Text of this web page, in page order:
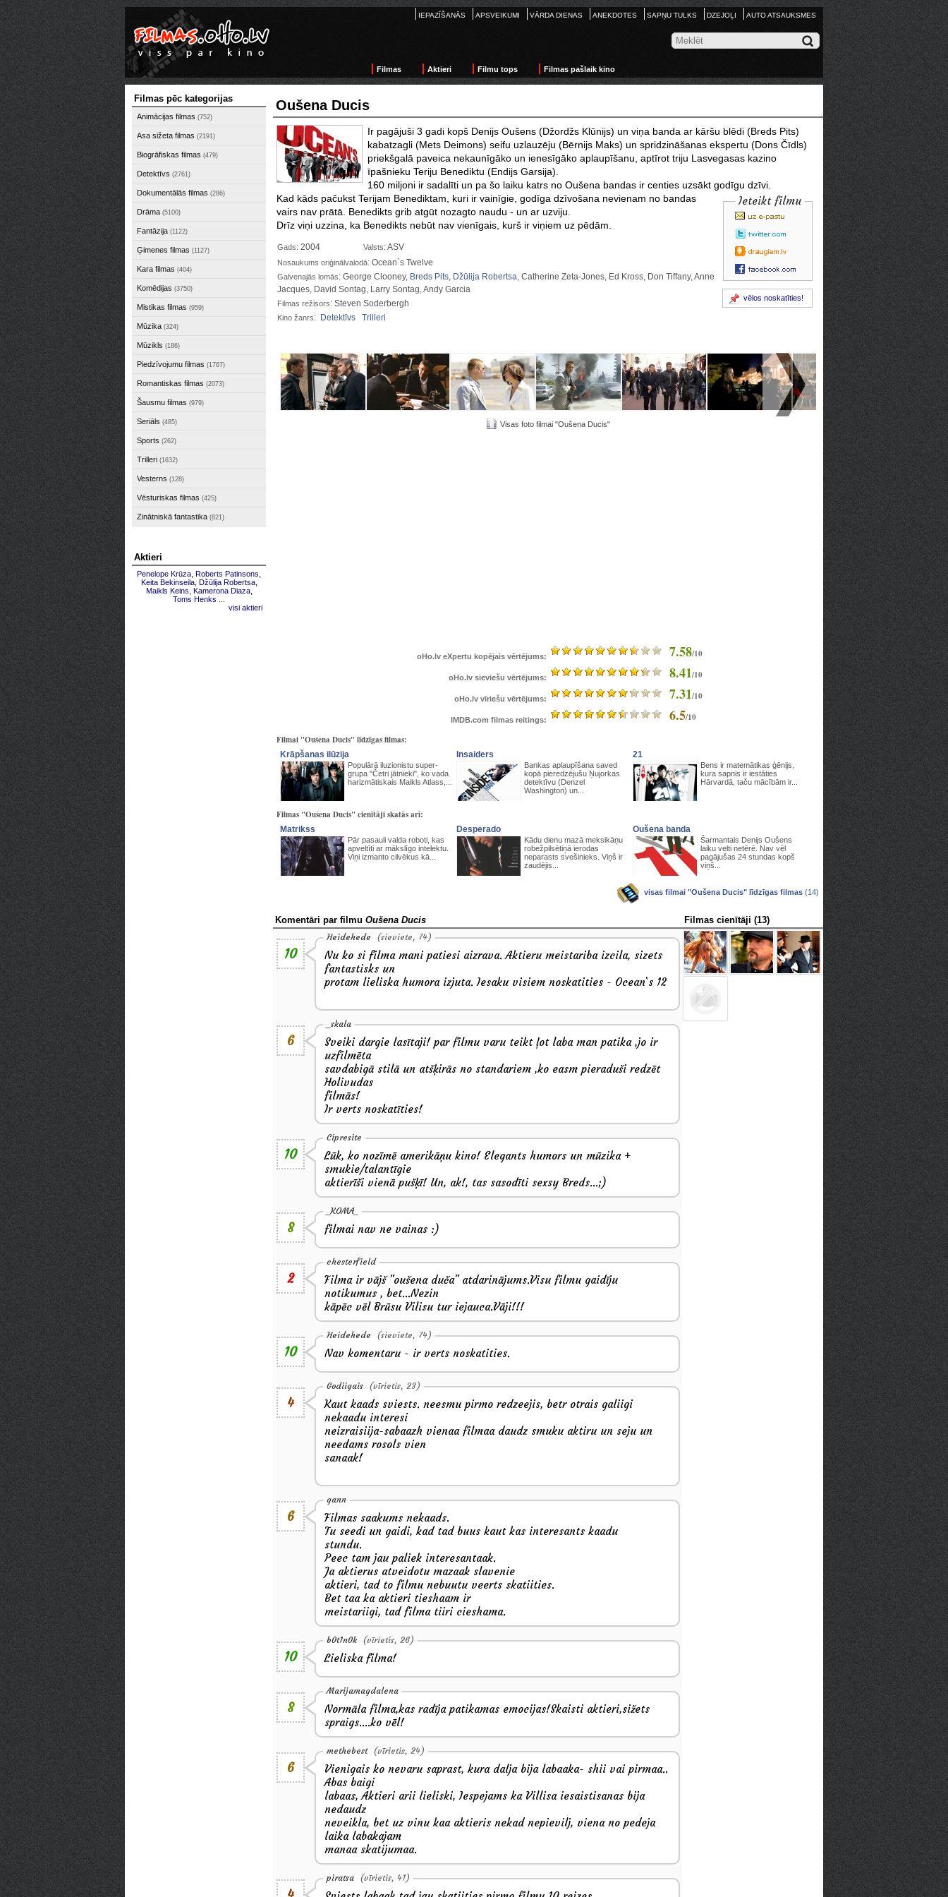
IEPAZĪŠANĀS APSVEIKUMI VĀRDA DIENAS ANEKDOTES SAPŅU TULKS DZEJOĻI AUTO ATSAUKSMES
Filmas Aktieri Filmu tops Filmas pašlaik kino
Filmas pēc kategorijas
Animācijas filmas (752)
Asa sižeta filmas (2191)
Biogrāfiskas filmas (479)
Detektīvs (2761)
Dokumentālās filmas (286)
Drāma (5100)
Fantāzija (1122)
Ģimenes filmas (1127)
Kara filmas (404)
Komēdijas (3750)
Mistikas filmas (959)
Mūzika (324)
Mūzikls (186)
Piedzīvojumu filmas (1767)
Romantiskas filmas (2073)
Šausmu filmas (979)
Seriāls (485)
Sports (262)
Trilleri (1632)
Vesterns (128)
Vēsturiskas filmas (425)
Zinātniskā fantastika (821)
Aktieri
Penelope Krūza Roberts Patinsons
Keita Bekinseila, Džūlija Robertsa,
Maikls Keins Kamerona Diaza,
Toms Henks
visi aktieri
Oušena Ducis
Ir pagājuši 3 gadi kopš Denijs Oušens (Džordžs Klūnijs) un viņa banda ar kāršu blēdi (Breds Pits)
kabatzagli (Mets Deimons) seifu uzlauzēju (Bērnijs Maks) un spridzināšanas ekspertu (Dons Čīdls)
priekšgalā paveica nekaunīgāko un ienesīgāko aplaupīšanu, aptīrot triju Lasvegasas kazino
īpašnieku Teriju Benediktu (Endijs Garsija).
160 miljoni ir sadalīti un pa šo laiku katrs no Oušena bandas ir centies uzsākt godīgu dzīvi.
Kad kāds pačukst Terijam Benediktam, kuri ir vainīgie, godīga dzīvošana nevienam no bandas
vairs nav prātā. Benedikts grib atgūt nozagto naudu - un ar uzviju.
Drīz viņi uzzina, ka Benedikts nebūt nav vienīgais, kurš ir viņiem uz pēdām.
Ieteikt filmu
vēlos noskatīties!
Gads: 2004 Valsts: ASV
Nosaukums oriģinālvalodā: Ocean`s Twelve
Galvenajās lomās: George Clooney, Breds Pits, Džūlija Robertsa, Catherine Zeta-Jones, Ed Kross, Don Tiffany, Anne
Jacques, David Sontag, Larry Sontag, Andy Garcia
Filmas režisors: Steven Soderbergh
Kino žanrs: Detektīvs Trilleri
Visas foto filmai "Oušena Ducis"
oHo.lv eXpertu kopējais vērtējums: 7.58/10
oHo.lv sieviešu vērtējums: 8.41/10
oHo.lv vīriešu vērtējums: 7.31/10
IMDB.com filmas reitings: 6.5/10
Filmai "Oušena Ducis" līdzīgas filmas:
Krāpšanas ilūzija
Populārā iluzionistu super-
grupa "Četri jātnieki", ko vada
harizmātiskais Maikls Atlass,...
Insaiders
Bankas aplaupīšana saved
kopā pieredzējušu Ņujorkas
detektīvu (Denzel
Washington) un...
21
Bens ir matemātikas ģēnijs,
kura sapnis ir iestāties
Hārvardā, taču mācībām ir...
Filmas "Oušena Ducis" cienītāji skatās arī:
Matrikss
Pār pasauli valda roboti, kas
apveltīti ar mākslīgo intelektu.
Viņi izmanto cilvēkus kā...
Desperado
Kādu dienu mazā meksikāņu
robežpilsētiņā ierodas
neparasts svešinieks. Viņš ir
zaudējis...
Oušena banda
Šarmantais Denijs Oušens
laiku velti netērē. Nav vēl
pagājušas 24 stundas kopš
viņš...
visas filmai "Oušena Ducis" līdzīgas filmas (14)
Komentāri par filmu Oušena Ducis
10
Heidehede (sieviete, 74)
Nu ko si filma mani patiesi aizrava. Aktieru meistariba izcila, sizets
fantastisks un
protam lieliska humora izjuta. Iesaku visiem noskatities - Ocean`s 12
6
_skala
Sveiki dargie lasītaji! par filmu varu teikt ļot laba man patika ,jo ir
uzfilmēta
savdabigā stilā un atšķirās no standariem ,ko easm pieraduši redzēt
Holivudas
filmās!
Ir verts noskatīties!
10
Cipresite
Lūk, ko nozīmē amerikāņu kino! Elegants humors un mūzika +
smukie/talantīgie
aktierīši vienā pušķī! Un, ak!, tas sasodīti sexsy Breds...;)
8
_KOMA_
filmai nav ne vainas :)
2
chesterfield
Filma ir vājš "oušena duča" atdarinājums.Visu filmu gaidīju
notikumus , bet...Nezin
kāpēc vēl Brūsu Vilisu tur iejauca.Vāji!!!
10
Heidehede (sieviete, 74)
Nav komentaru - ir verts noskatities.
4
Godiigais (vīrietis, 23)
Kaut kaads sviests. neesmu pirmo redzeejis, betr otrais galiigi
nekaadu interesi
neizraisiija-sabaazh vienaa filmaa daudz smuku aktiru un seju un
needams rosols vien
sanaak!
6
gann
Filmas saakums nekaads.
Tu seedi un gaidi, kad tad buus kaut kas interesants kaadu
stundu.
Peec tam jau paliek interesantaak.
Ja aktierus atveidotu mazaak slavenie
aktieri, tad to filmu nebuutu veerts skatiities.
Bet taa ka aktieri tieshaam ir
meistariigi, tad filma tiiri cieshama.
10
b0t1n0k (vīrietis, 26)
Lieliska filma!
8
Marijamagdalena
Normāla filma,kas radīja patikamas emocijas!Skaisti aktieri,sižets
spraigs....ko vēl!
6
methebest (vīrietis, 24)
Vienigais ko nevaru saprast, kura dalja bija labaaka- shii vai pirmaa..
Abas baigi
labaas, Aktieri arii lieliski, Iespejams ka Villisa iesaistisanas bija
nedaudz
neveikla, bet uz vinu kaa aktieris nekad nepievilj, viena no pedeja
laika labakajam
manaa skatijumaa.
piratsa (vīrietis, 41)
Filmas cienītāji (13)